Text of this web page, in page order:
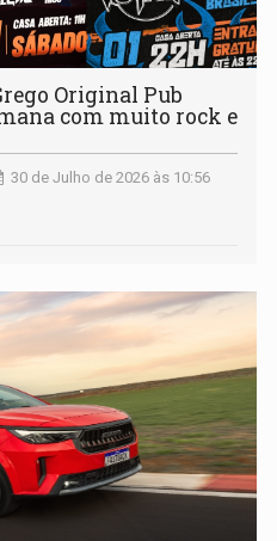
Original Pub
com muito rock e
30 de Julho de 2026 às 10:56